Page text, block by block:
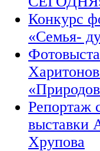
Конкурс
«Семья-
Репортаж
выставки
Хрупова